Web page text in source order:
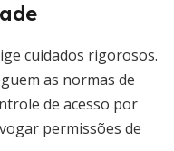
cuidados rigorosos.
as normas de
de acesso por
permissões de